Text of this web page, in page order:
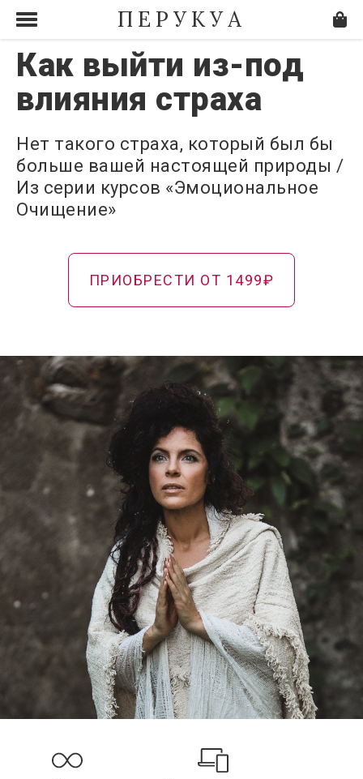
ПЕРУКУА
Как выйти из-под
влияния страха
Нет такого страха, который был бы
больше вашей настоящей природы /
Из серии курсов «Эмоциональное
Очищение»
ПРИОБРЕСТИ ОТ 1499₽